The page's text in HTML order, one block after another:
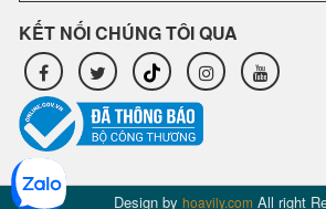
KẾT NỐI CHÚNG TÔI QUA
Design by hoavily.com All right